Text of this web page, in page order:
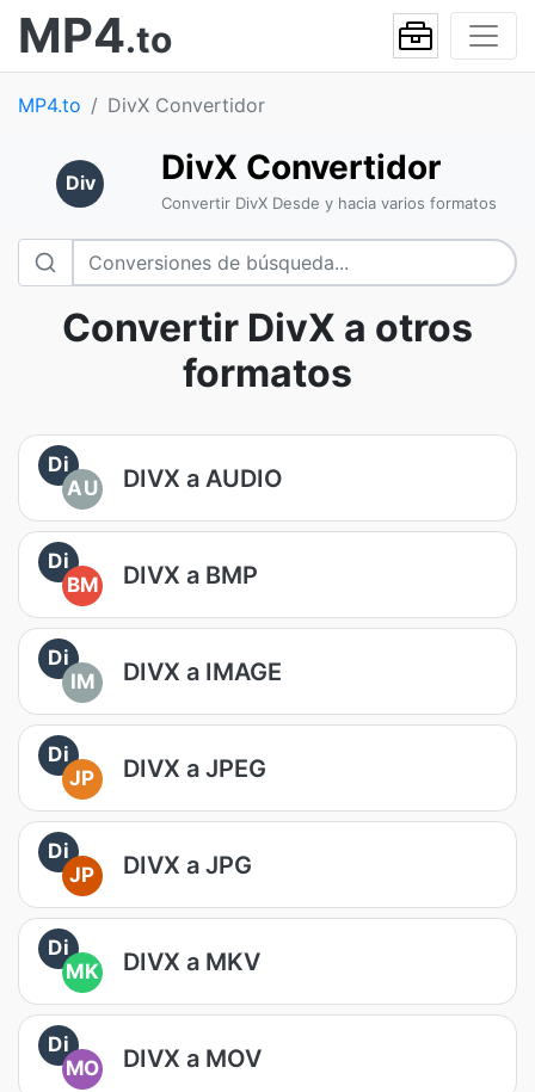
MP4.to
MP4.to DivX Convertidor
Div DivX Convertidor
Convertir DivX Desde y hacia varios formatos
Convertir DivX a otros
formatos
Di
AU
DIVX a AUDIO
Di
BM
DIVX a BMP
Di
IM
DIVX a IMAGE
Di
JP
DIVX a JPEG
Di
JP
DIVX a JPG
Di
MK
DIVX a MKV
Di
MO
DIVX a MOV